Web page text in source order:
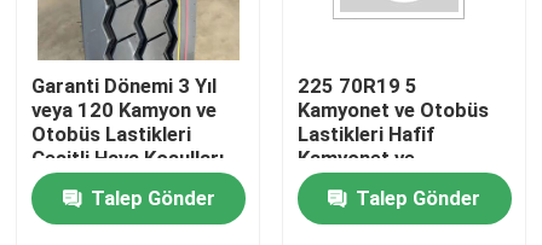
Kalite kontrol
Bize ulaşın
Haberler
Garanti Dönemi 3 Yıl
veya 120 Kamyon ve
Otobüs Lastikleri
Çeşitli Hava Koşulları
İçin Uygun Performans
ve GüvenlikTalep Gönder
225 70R19 5
Kamyonet ve Otobüs
Lastikleri Hafif
Kamyonet ve
Otobüsler İçin Uygun,
825 Kpa Şişirme
Basıncı ile Yolda
Talep Gönder